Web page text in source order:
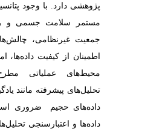
پژوهشی دارد. با وجود
مستمر سلامت جسمی و
جمعیت غیرنظامی،
اطمینان از کیفیت داده‌ها،
محیط‌های عملیاتی
تحلیل‌های پیشرفته مانند
داده‌های حجیم ضروری
داده‌ها و اعتبارسنجی